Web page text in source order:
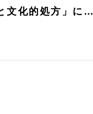
文化的処方」に登